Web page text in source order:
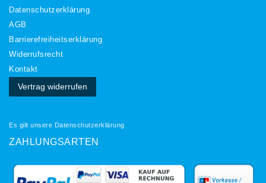
Daten­schutz­erklärung
AGB
Barrierefreiheitserklärung
Widerrufs­recht
Kontakt
Vertrag widerrufen
Es gilt unsere Datenschutzerklärung
ZAHLUNGSARTEN